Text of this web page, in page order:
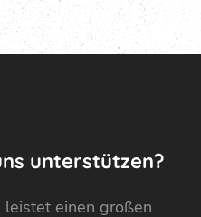
unterstützen?
einen großen